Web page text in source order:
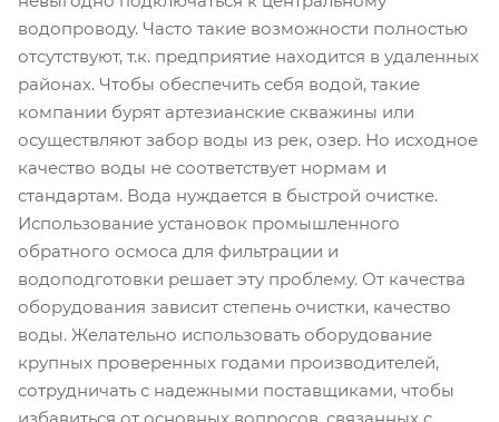
водопроводу. Часто такие возможности полностью
отсутствуют, т.к. предприятие находится в удаленных
районах. Чтобы обеспечить себя водой, такие
компании бурят артезианские скважины или
осуществляют забор воды из рек, озер. Но исходное
качество воды не соответствует нормам и
стандартам. Вода нуждается в быстрой очистке.
Использование установок промышленного
обратного осмоса для фильтрации и
водоподготовки решает эту проблему. От качества
оборудования зависит степень очистки, качество
воды. Желательно использовать оборудование
крупных проверенных годами производителей,
сотрудничать с надежными поставщиками, чтобы